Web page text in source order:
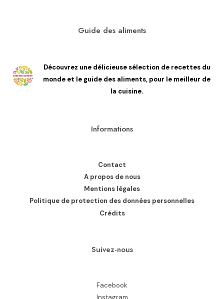
Guide des aliments
Découvrez une délicieuse sélection de recettes du
monde et le guide des aliments, pour le meilleur de
la cuisine.
Informations
Contact
A propos de nous
Mentions légales
Politique de protection des données personnelles
Crédits
Suivez-nous
Facebook
Instagram